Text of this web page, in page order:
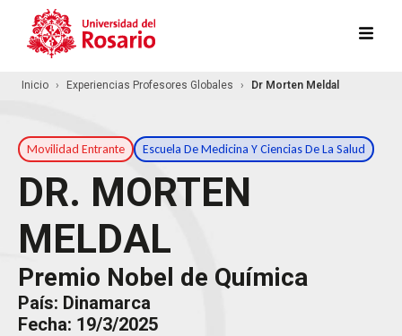
Pasar al contenido principal
Inicio Experiencias Profesores Globales Dr Morten Meldal
Movilidad Entrante Escuela De Medicina Y Ciencias De La Salud
DR. MORTEN
MELDAL
Premio Nobel de Química
País: Dinamarca
Fecha: 19/3/2025